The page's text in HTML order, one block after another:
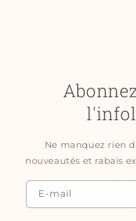
Ne manquez rien
nouveautés et rabais
E-mail